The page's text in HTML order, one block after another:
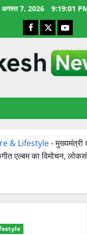
अगस्त 7, 2026 9:19:02
Facebook
X
& Lifestyle-मुख्यमंत्री
एल्बम का विमोचन,